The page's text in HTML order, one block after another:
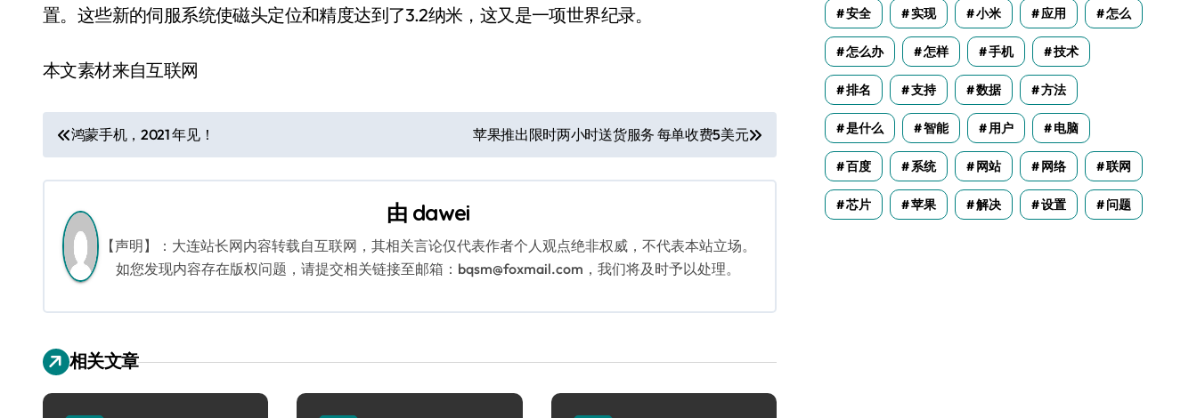
置。这些新的伺服系统使磁头定位和精度达到了3.2纳米，这又是一项世界纪录。
本文素材来自互联网
文
章
航
鸿蒙手机，2021 年见！ 苹果推出限时两小时送货服务 每单收费5美元
由 dawei
【声明】：大连站长网内容转载自互联网，其相关言论仅代表作者个人观点绝非权威，不代表本站立场。
如您发现内容存在版权问题，请提交相关链接至邮箱：bqsm@foxmail.com，我们将及时予以处理。
相关文章
安全 实现 小米 应用 怎么
怎么办 怎样 手机 技术
排名 支持 数据 方法
是什么 智能 用户 电脑
百度 系统 网站 网络 联网
芯片 苹果 解决 设置 问题